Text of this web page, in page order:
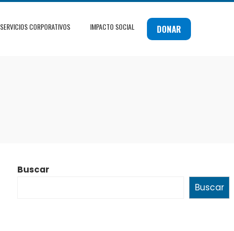
SERVICIOS CORPORATIVOS IMPACTO SOCIAL DONAR
Buscar
Buscar